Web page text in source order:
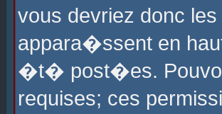
vous devriez donc
appara�ssent en
�t� post�es.
requises; ces